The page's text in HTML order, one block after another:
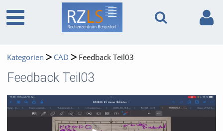
Kategorien CAD Feedback Teil03
Feedback Teil03